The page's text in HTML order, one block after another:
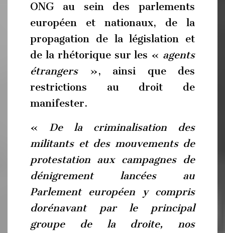
ONG au sein des parlements
européen et nationaux, de la
propagation de la législation et
de la rhétorique sur les « agents
étrangers», ainsi que des
restrictions au droit de
manifester.
« De la criminalisation des
militants et des mouvements de
protestation aux campagnes de
dénigrement lancées au
Parlement européen y compris
dorénavant par le principal
groupe de la droite, nos